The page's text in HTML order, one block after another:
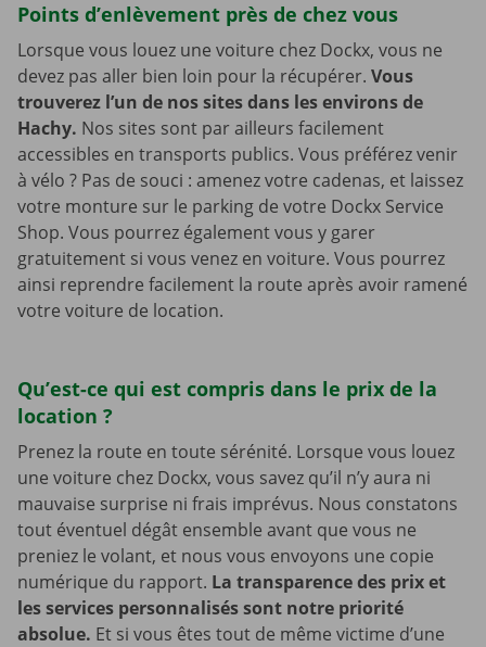
Points d’enlèvement près de chez vous
Lorsque vous louez une voiture chez Dockx, vous ne
devez pas aller bien loin pour la récupérer. Vous
trouverez l’un de nos sites dans les environs de
Hachy. Nos sites sont par ailleurs facilement
accessibles en transports publics. Vous préférez venir
à vélo ? Pas de souci : amenez votre cadenas, et laissez
votre monture sur le parking de votre Dockx Service
Shop. Vous pourrez également vous y garer
gratuitement si vous venez en voiture. Vous pourrez
ainsi reprendre facilement la route après avoir ramené
votre voiture de location.
Qu’est-ce qui est compris dans le prix de la
location ?
Prenez la route en toute sérénité. Lorsque vous louez
une voiture chez Dockx, vous savez qu’il n’y aura ni
mauvaise surprise ni frais imprévus. Nous constatons
tout éventuel dégât ensemble avant que vous ne
preniez le volant, et nous vous envoyons une copie
numérique du rapport. La transparence des prix et
les services personnalisés sont notre priorité
absolue. Et si vous êtes tout de même victime d’une